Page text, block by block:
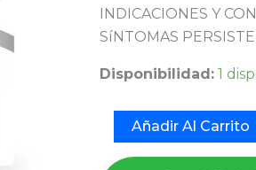
INDICACIONES Y
SíNTOMAS
Disponibilidad: 1
Añadir Al Carrito